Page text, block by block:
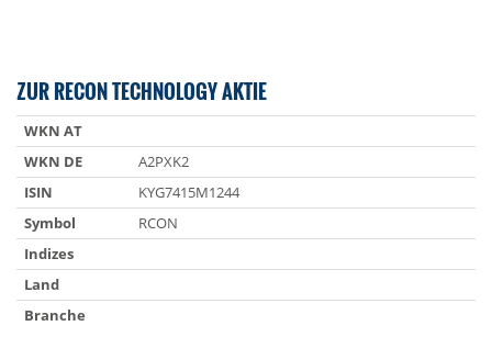
ZUR RECON TECHNOLOGY AKTIE
WKN AT
WKN DE
A2PXK2
ISIN
KYG7415M1244
Symbol
RCON
Indizes
Land
Branche